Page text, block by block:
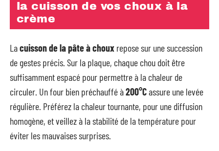
la cuisson de vos choux à la
crème
Lacuisson de la pâte à choux repose sur une succession
de gestes précis. Sur la plaque, chaque chou doit être
suffisamment espacé pour permettre à la chaleur de
circuler. Un four bien préchauffé à200°Cassure une levée
régulière. Préférez la chaleur tournante, pour une diffusion
homogène, et veillez à la stabilité de la température pour
éviter les mauvaises surprises.